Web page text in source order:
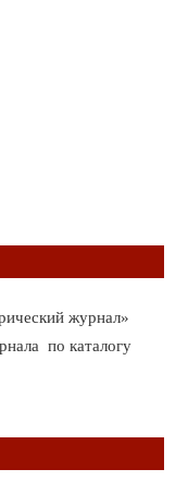
журнал»
по каталогу